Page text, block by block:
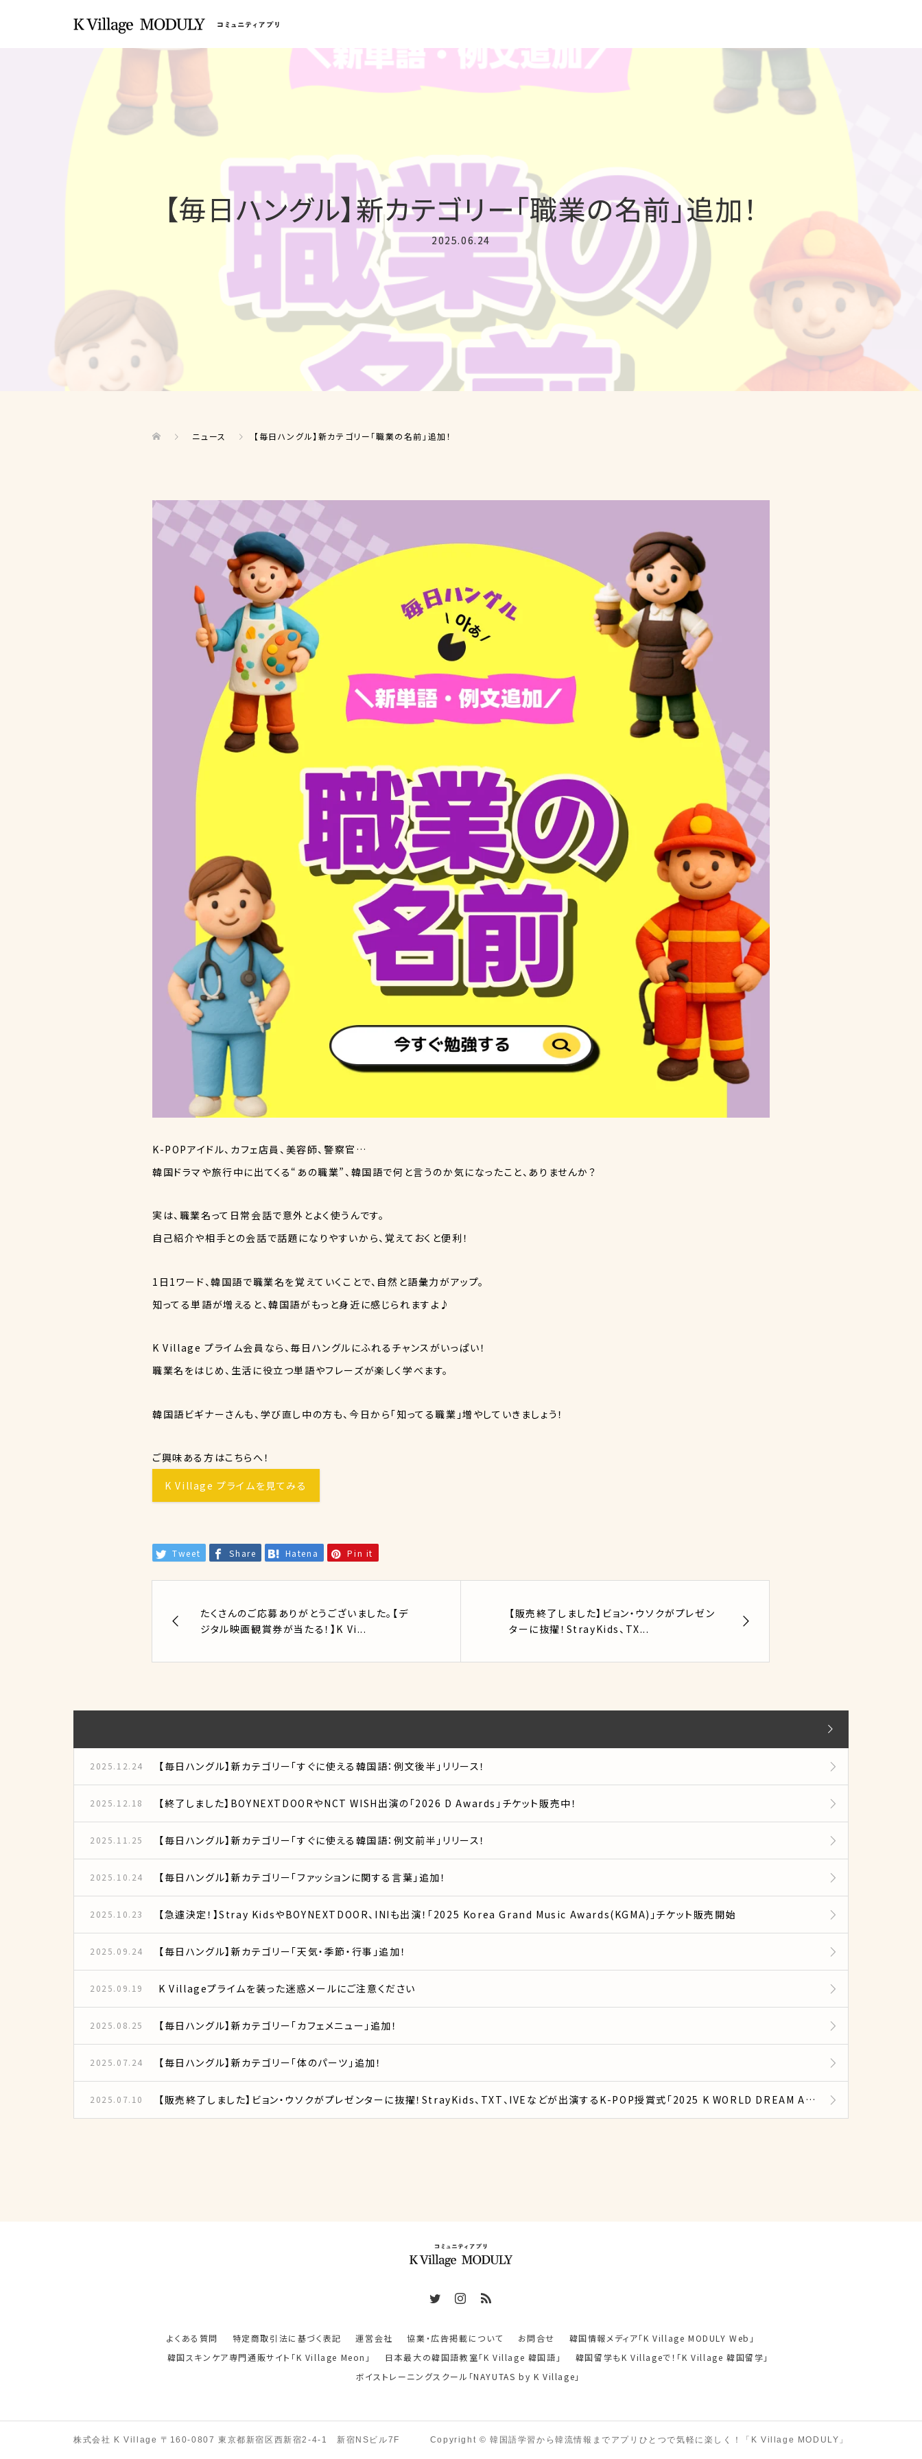
【毎日ハングル】新カテゴリー「職業の名前」追加！
2025.06.24
ニュース 【毎日ハングル】新カテゴリー「職業の名前」追加！
K-POPアイドル、カフェ店員、美容師、警察官…
韓国ドラマや旅行中に出てくる“あの職業”、韓国語で何と言うのか気になったこと、ありませんか？
実は、職業名って日常会話で意外とよく使うんです。
自己紹介や相手との会話で話題になりやすいから、覚えておくと便利！
1日1ワード、韓国語で職業名を覚えていくことで、自然と語彙力がアップ。
知ってる単語が増えると、韓国語がもっと身近に感じられますよ♪
K Village プライム会員なら、毎日ハングルにふれるチャンスがいっぱい！
職業名をはじめ、生活に役立つ単語やフレーズが楽しく学べます。
韓国語ビギナーさんも、学び直し中の方も、今日から「知ってる職業」増やしていきましょう！
ご興味ある方はこちらへ！
K Village プライムを見てみる
Tweet Share Hatena Pin it
たくさんのご応募ありがとうございました。【デ
ジタル映画観賞券が当たる！】K Vi...
【販売終了しました】ビョン・ウソクがプレゼン
ターに抜擢！StrayKids、TX...
2025.12.24 【毎日ハングル】新カテゴリー「すぐに使える韓国語：例文後半」リリース！
2025.12.18 【終了しました】BOYNEXTDOORやNCT WISH出演の「2026 D Awards」チケット販売中！
2025.11.25 【毎日ハングル】新カテゴリー「すぐに使える韓国語：例文前半」リリース！
2025.10.24 【毎日ハングル】新カテゴリー「ファッションに関する言葉」追加！
2025.10.23 【急遽決定！】Stray KidsやBOYNEXTDOOR、INIも出演！「2025 Korea Grand Music Awards(KGMA)」チケット販売開始
2025.09.24 【毎日ハングル】新カテゴリー「天気・季節・行事」追加！
2025.09.19 K Villageプライムを装った迷惑メールにご注意ください
2025.08.25 【毎日ハングル】新カテゴリー「カフェメニュー」追加！
2025.07.24 【毎日ハングル】新カテゴリー「体のパーツ」追加！
2025.07.10 【販売終了しました】ビョン・ウソクがプレゼンターに抜擢！StrayKids、TXT、IVEなどが出演するK-POP授賞式「2025 K WORLD DREAM AWARDS(KWDA)」チケット販売中
よくある質問 特定商取引法に基づく表記 運営会社 協業・広告掲載について お問合せ
韓国情報メディア「K Village MODULY Web」
韓国スキンケア専門通販サイト「K Village Meon」
日本最大の韓国語教室「K Village 韓国語」
韓国留学もK Villageで！「K Village 韓国留学」
ボイストレーニングスクール「NAYUTAS by K Village」
株式会社 K Village 〒160-0807 東京都新宿区西新宿2-4-1 新宿NSビル7F Copyright © 韓国語学習から韓流情報までアプリひとつで気軽に楽しく！「K Village MODULY」